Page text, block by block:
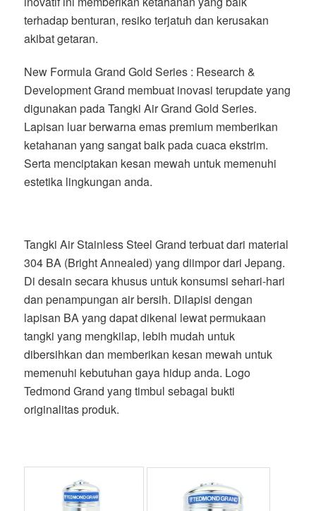
terhadap benturan, resiko terjatuh dan kerusakan
akibat getaran.
New Formula Grand Gold Series : Research &
Development Grand membuat inovasi terupdate yang
digunakan pada Tangki Air Grand Gold Series.
Lapisan luar berwarna emas premium memberikan
ketahanan yang sangat baik pada cuaca ekstrim.
Serta menciptakan kesan mewah untuk memenuhi
estetika lingkungan anda.
Tangki Air Stainless Steel Grand terbuat dari material
304 BA (Bright Annealed) yang diimpor dari Jepang.
Di desain secara khusus untuk konsumsi sehari-hari
dan penampungan air bersih. Dilapisi dengan
lapisan BA yang dapat dikenal lewat permukaan
tangki yang mengkilap, lebih mudah untuk
dibersihkan dan memberikan kesan mewah untuk
memenuhi kebutuhan gaya hidup anda. Logo
Tedmond Grand yang timbul sebagai bukti
originalitas produk.